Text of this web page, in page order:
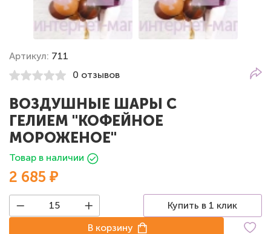
Артикул: 711
0 отзывов
ВОЗДУШНЫЕ ШАРЫ С
ГЕЛИЕМ "КОФЕЙНОЕ
МОРОЖЕНОЕ"
Товар в наличии
2 685 ₽
Купить в 1 клик
В корзину